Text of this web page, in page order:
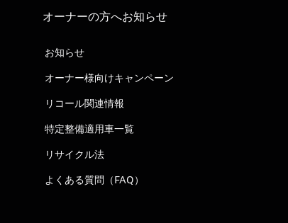
オーナーの方へお知らせ
お知らせ
オーナー様向けキャンペーン
リコール関連情報
特定整備適用車一覧
リサイクル法
よくある質問（FAQ）